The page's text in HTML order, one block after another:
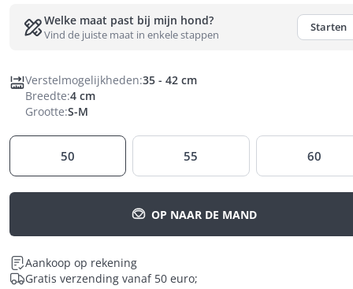
Welke maat past bij mijn hond?
Vind de juiste maat in enkele stappen
Starten
Verstelmogelijkheden:35 - 42 cm
Breedte:4 cm
Grootte:S-M
50 55 60
OP NAAR DE MAND
Aankoop op rekening
Gratis verzending vanaf 50 euro;